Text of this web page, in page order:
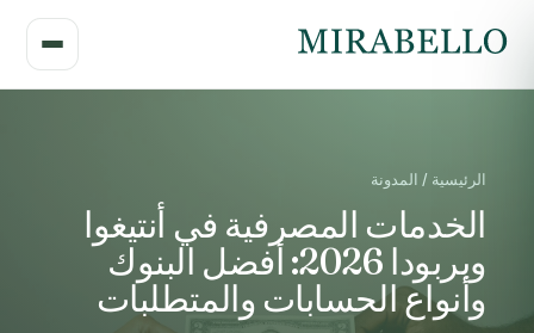
الرئيسية / المدونة
الخدمات المصرفية في أنتيغوا
وبربودا 2026: أفضل البنوك
وأنواع الحسابات والمتطلبات